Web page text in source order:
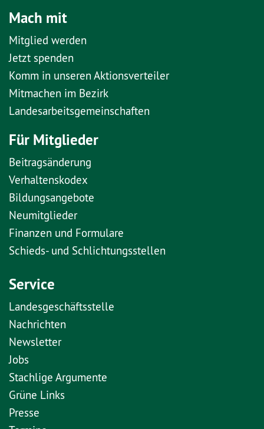
Mach mit
Mitglied werden
Jetzt spenden
Komm in unseren Aktionsverteiler
Mitmachen im Bezirk
Landesarbeitsgemeinschaften
Für Mitglieder
Beitragsänderung
Verhaltenskodex
Bildungsangebote
Neumitglieder
Finanzen und Formulare
Schieds- und Schlichtungsstellen
Service
Landesgeschäftsstelle
Nachrichten
Newsletter
Jobs
Stachlige Argumente
Grüne Links
Presse